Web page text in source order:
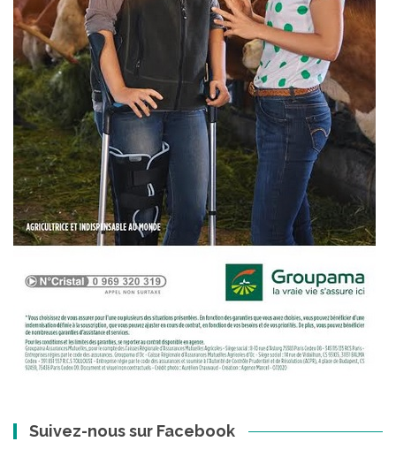
Suivez-nous sur Facebook